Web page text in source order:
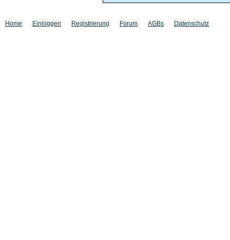
Home Einloggen Registrierung Forum AGBs Datenschutz